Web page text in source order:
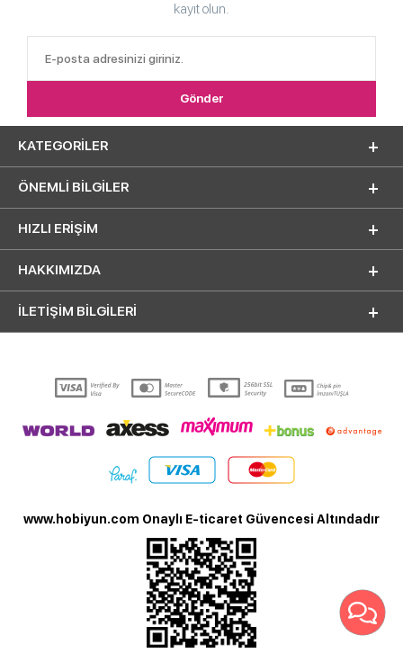
kayıt olun.
KATEGORILER
ÖNEMLI BILGILER
HIZLI ERIŞIM
HAKKIMIZDA
İLETİŞİM BİLGİLERİ
www.hobiyun.com Onaylı E-ticaret Güvencesi Altındadır